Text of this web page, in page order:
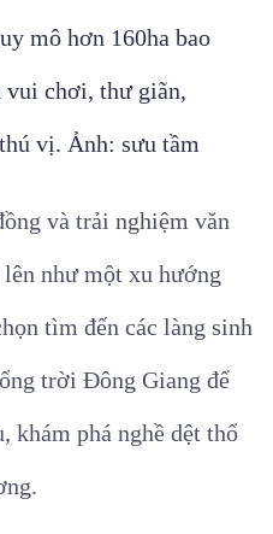
mô hơn 160ha bao
vui chơi, thư giãn,
vị. Ảnh: sưu tầm
và trải nghiệm văn
như một xu hướng
tìm đến các làng sinh
trời Đông Giang để
khám phá nghề dệt thổ